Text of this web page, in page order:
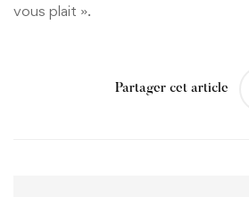
vous plait ».
Partager cet article